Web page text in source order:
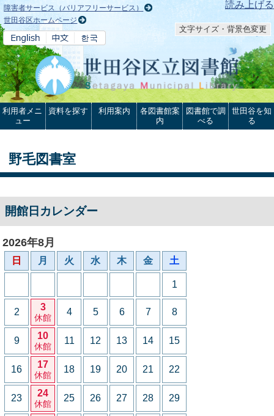
本文へ 読み上げる
障害者サービス（バリアフリーサービス）
世田谷区ホームページ
文字サイズ・背景色変更
利用者メニ
ュー
資料を探す 利用案内
各図書館案
内
図書館で調
べる
世田谷を知
る
野毛図書室
開館日カレンダー
2026年8月
日 月 火 水 木 金 土
1
2 3
休館
4 5 6 7 8
9 10
休館
11 12 13 14 15
16 17
休館
18 19 20 21 22
23 24
休館
25 26 27 28 29